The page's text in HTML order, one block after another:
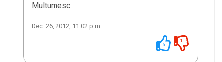
Multumesc
Dec. 26, 2012, 11:02 p.m.
6
1